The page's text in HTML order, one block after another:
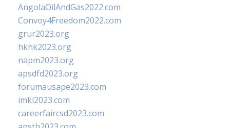
AngolaOilAndGas2022.com
Convoy4Freedom2022.com
grur2023.org
hkhk2023.org
napm2023.org
apsdfd2023.org
forumausape2023.com
imkl2023.com
careerfaircsd2023.com